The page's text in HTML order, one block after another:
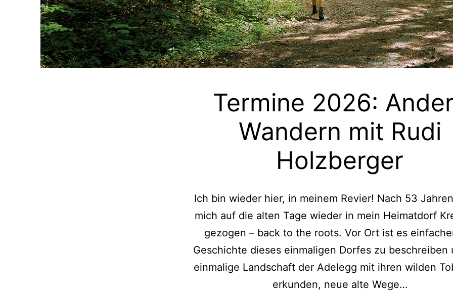
Termine 2026:
Wandern mit Rudi
Holzberger
Ich bin wieder hier, in meinem Revier! Nach 53
mich auf die alten Tage wieder in mein Heimatdorf
gezogen – back to the roots. Vor Ort ist es
Geschichte dieses einmaligen Dorfes zu beschreiben
einmalige Landschaft der Adelegg mit ihren wilden
erkunden, neue alte Wege…